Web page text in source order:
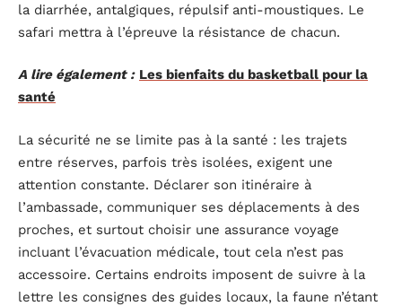
la diarrhée, antalgiques, répulsif anti-moustiques. Le
safari mettra à l’épreuve la résistance de chacun.
A lire également : Les bienfaits du basketball pour la
santé
La sécurité ne se limite pas à la santé : les trajets
entre réserves, parfois très isolées, exigent une
attention constante. Déclarer son itinéraire à
l’ambassade, communiquer ses déplacements à des
proches, et surtout choisir une assurance voyage
incluant l’évacuation médicale, tout cela n’est pas
accessoire. Certains endroits imposent de suivre à la
lettre les consignes des guides locaux, la faune n’étant